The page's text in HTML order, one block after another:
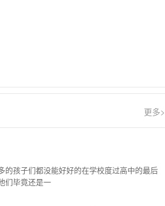
更多>
孩子们都没能好好的在学校度过高中的最后
们毕竟还是一